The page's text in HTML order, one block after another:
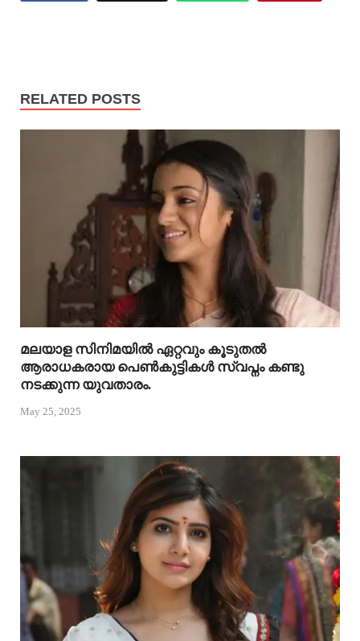
RELATED POSTS
മലയാള സിനിമയിൽ ഏറ്റവും കൂടുതൽ
ആരാധകരായ പെൺകുട്ടികൾ സ്വപ്നം കണ്ടു
നടക്കുന്ന യുവതാരം.
May 25, 2025